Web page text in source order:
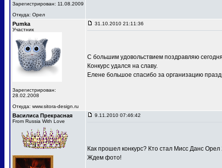
Зарегистрирован: 11.08.2009
Откуда: Орел
Pumka
Участник
Зарегистрирован:
28.02.2008
Откуда: www.sitora-design.ru
31.10.2010 21:11:36
С большим удовольствием поздравляю
Конкурс удался на славу.
Елене большое спасибо за организацию
Василиса Прекрасная
From Russia With Love
9.11.2010 07:46:42
Как прошел конкурс? Кто стал Мисс Данс Орел
Ждем фото!